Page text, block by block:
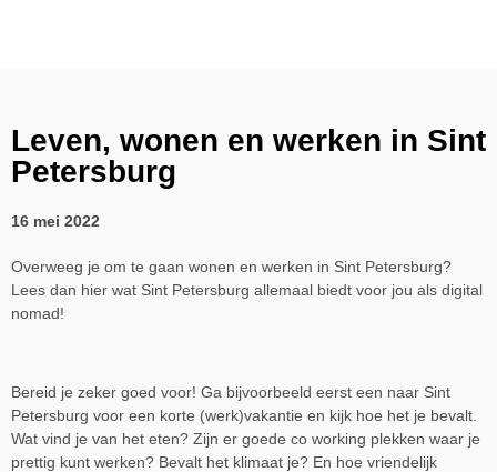
Leven, wonen en werken in Sint
Petersburg
16 mei 2022
Overweeg je om te gaan wonen en werken in Sint Petersburg?
Lees dan hier wat Sint Petersburg allemaal biedt voor jou als digital
nomad!
Bereid je zeker goed voor! Ga bijvoorbeeld eerst een naar Sint
Petersburg voor een korte (werk)vakantie en kijk hoe het je bevalt.
Wat vind je van het eten? Zijn er goede co working plekken waar je
prettig kunt werken? Bevalt het klimaat je? En hoe vriendelijk